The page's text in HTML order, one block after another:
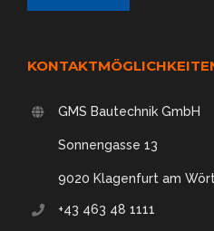
GMS Bautechnik GmbH
Sonnengasse 13
9020 Klagenfurt am
+43 463 48 1111